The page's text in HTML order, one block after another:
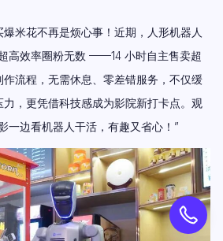
米花不再是烦心事！近期，人形机器人
高效率圈粉无数 ——14 小时自主售卖超
流程，无需休息、零差错服务，不仅缓
，更凭借科技感成为影院新打卡点。观
一边看机器人干活，有趣又省心！”